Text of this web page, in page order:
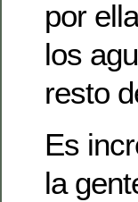
por
los
resto
Es
la